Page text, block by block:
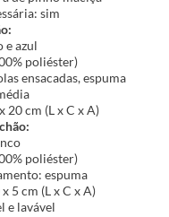
sim
e azul
poliéster)
ensacadas, espuma
20 cm (L x C x A)
poliéster)
espuma
5 cm (L x C x A)
e lavável